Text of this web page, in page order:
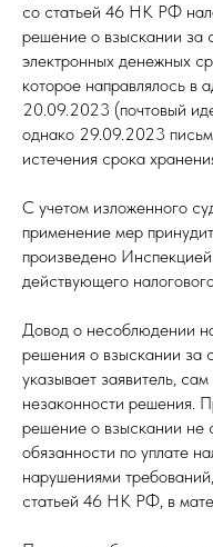
со статьей 46 НК РФ
решение о взыскании за
электронных денежных
которое направлялось в
20.09.2023 (почтовый
однако 29.09.2023
истечения срока
С учетом изложенного
применение мер
произведено
действующего
Довод о несоблюдении
решения о взыскании за
указывает заявитель,
незаконности решения.
решение о взыскании не
обязанности по уплате
нарушениями
статьей 46 НК РФ, в